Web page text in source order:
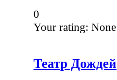
0
Your rating: None
Театр Дождей